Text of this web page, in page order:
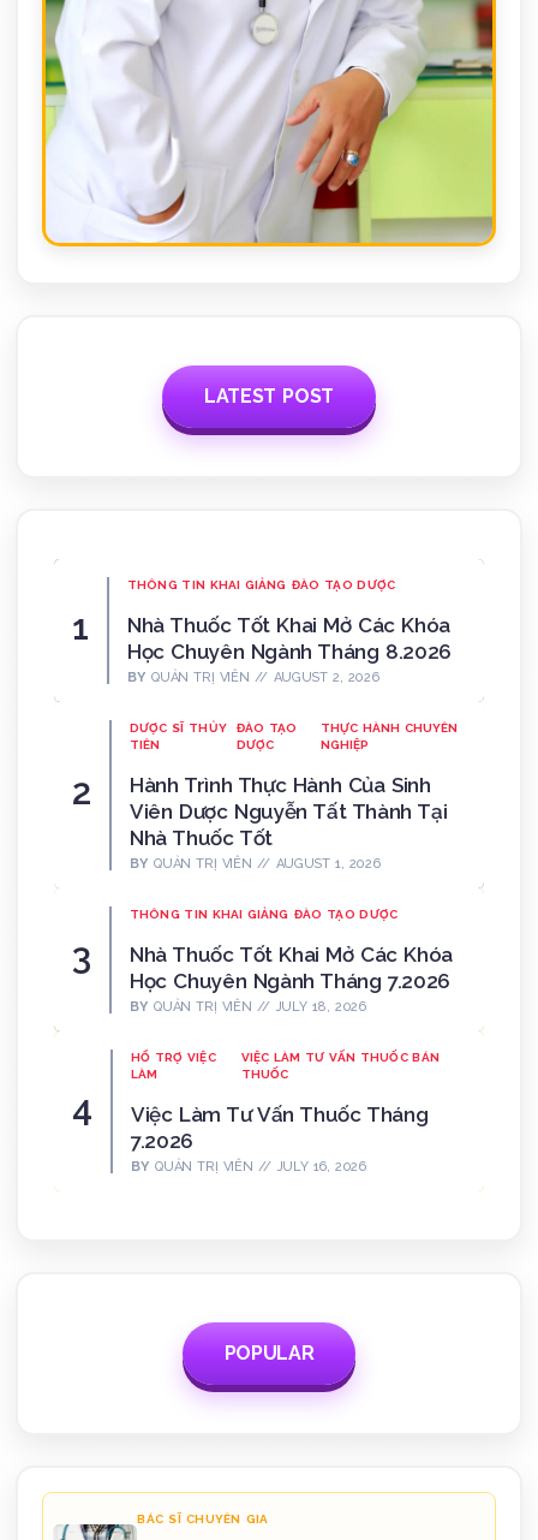
LATEST POST
THÔNG TIN KHAI GIẢNG ĐÀO TẠO DƯỢC
Nhà Thuốc Tốt Khai Mở Các Khóa
Học Chuyên Ngành Tháng 8.2026
BY QUẢN TRỊ VIÊN AUGUST 2, 2026
DƯỢC SĨ THỦY
TIÊN
ĐÀO TẠO
DƯỢC
THỰC HÀNH CHUYÊN
NGHIỆP
Hành Trình Thực Hành Của Sinh
Viên Dược Nguyễn Tất Thành Tại
Nhà Thuốc Tốt
BY QUẢN TRỊ VIÊN AUGUST 1, 2026
THÔNG TIN KHAI GIẢNG ĐÀO TẠO DƯỢC
Nhà Thuốc Tốt Khai Mở Các Khóa
Học Chuyên Ngành Tháng 7.2026
BY QUẢN TRỊ VIÊN JULY 18, 2026
HỔ TRỢ VIỆC
LÀM
VIỆC LÀM TƯ VẤN THUỐC BÁN
THUỐC
Việc Làm Tư Vấn Thuốc Tháng
7.2026
BY QUẢN TRỊ VIÊN JULY 16, 2026
POPULAR
BÁC SĨ CHUYÊN GIA